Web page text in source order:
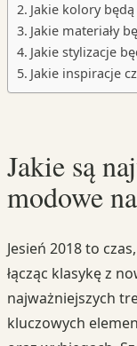
Jakie kolory
Jakie materiały
Jakie stylizacje
Jakie inspiracje
Jakie są
modowe
Jesień 2018 to
łącząc klasykę z
najważniejszych
kluczowych